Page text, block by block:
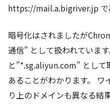
https://mail.a.bigriver.jp で
暗号化はされましたが
通信” として扱われていま
と”*.sg.aliyun.com” とし
あることがわかります。 ワ
り上のドメインも異なる結